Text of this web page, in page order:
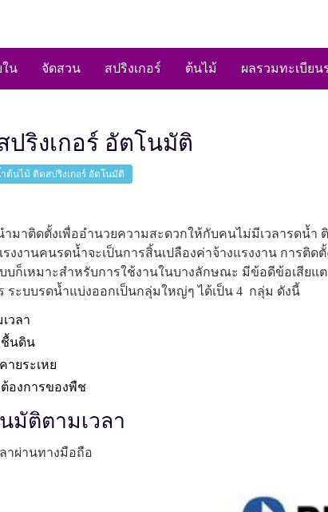
ใน จัดสวน สปริงเกอร์ ต้นไม้ ผลรวมทะเบียน
ริงเกอร์ อัตโนมัติ
ต้นไม้ ติดสปริงเกอร์ อัตโนมัติ
าติดตั้งเพื่ออำนวยความสะดวกให้กับคนไม่มีเวลารดน้ำ
งานคนรดน้ำจะเป็นการสิ้นเปลืองค่าจ้างแรงงาน การติ
บก็เหมาะสำหรับการใช้งานในบางลักษณะ มีข้อดีข้อเสีย
ระบบรดน้ำแบ่งออกเป็นกลุ่มใหญ่ๆ ได้เป็น 4 กลุ่ม ดังนี้
วลา
ชื้นดิน
ยระเหย
องการของพืช
มัติตามเวลา
าผ่านทางมือถือ